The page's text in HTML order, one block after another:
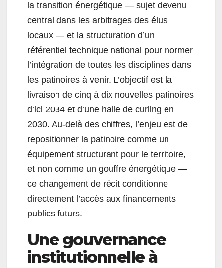
la transition énergétique — sujet devenu
central dans les arbitrages des élus
locaux — et la structuration d’un
référentiel technique national pour normer
l’intégration de toutes les disciplines dans
les patinoires à venir. L’objectif est la
livraison de cinq à dix nouvelles patinoires
d’ici 2034 et d’une halle de curling en
2030. Au-delà des chiffres, l’enjeu est de
repositionner la patinoire comme un
équipement structurant pour le territoire,
et non comme un gouffre énergétique —
ce changement de récit conditionne
directement l’accès aux financements
publics futurs.
Une gouvernance
institutionnelle à